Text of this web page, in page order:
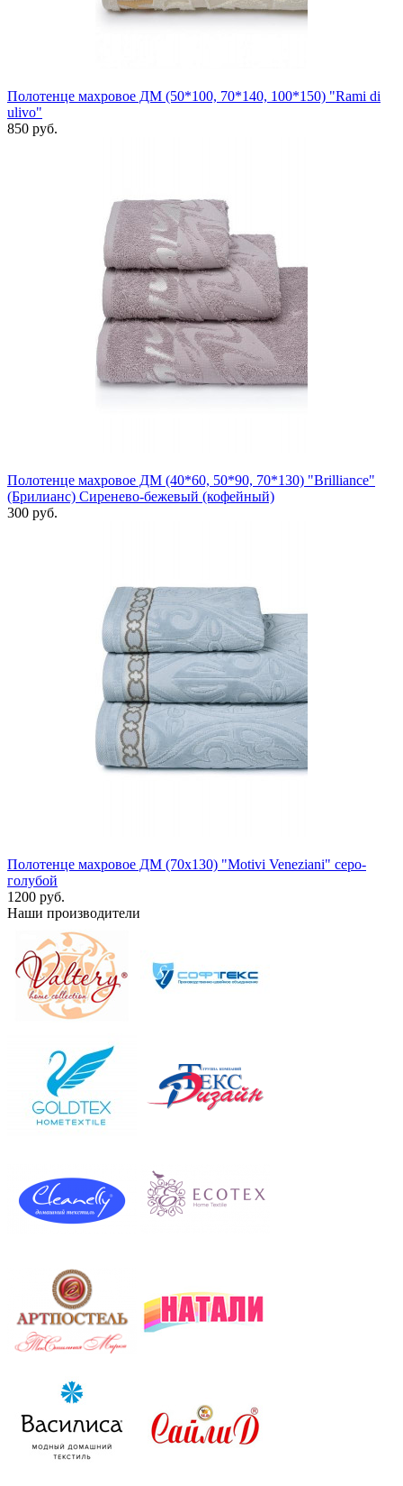
Полотенце махровое ДМ (50*100, 70*140, 100*150) "Rami di
ulivo"
850 руб.
Полотенце махровое ДМ (40*60, 50*90, 70*130) "Brilliance"
(Брилианс) Сиренево-бежевый (кофейный)
300 руб.
Полотенце махровое ДМ (70х130) "Motivi Veneziani" серо-
голубой
1200 руб.
Наши производители